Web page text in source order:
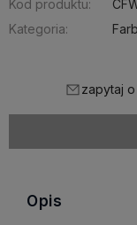
Kod produktu:
Kategoria:
zapytaj
Opis